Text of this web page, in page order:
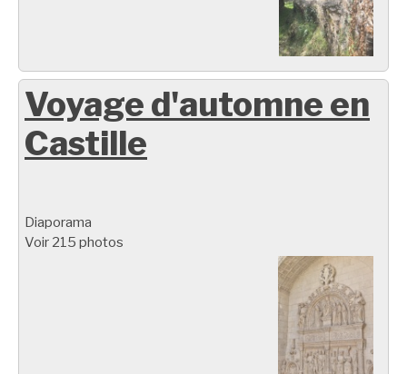
Voyage d'automne en
Castille
Diaporama
Voir 215 photos